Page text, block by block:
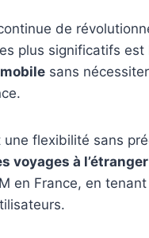
l
e
st
di
t
s
e
n
er
de
plus significatifs est
sans
une flexibilité sans
voyages à l’étranger
en France, en